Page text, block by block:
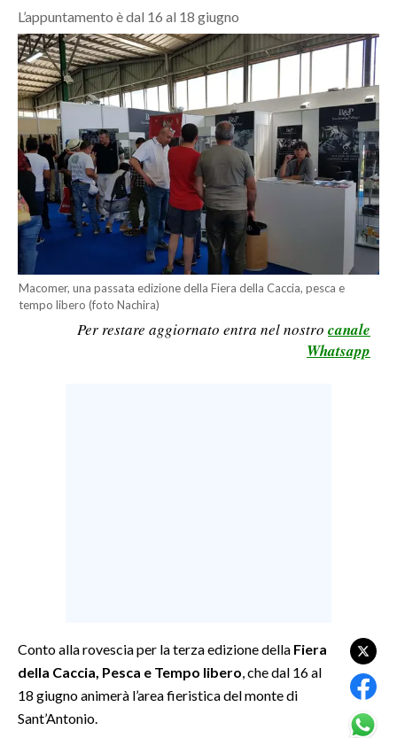
MONDO
POLITICA
ECONOMIA
SERVIZI ALLE IMPRESE
LAVORO
BANDI
SPORT IN SARDEGNA
SPORT
RISULTATI E CLASSIFICHE
GOSSIP
L’appuntamento è dal 16 al 18 giugno
Macomer, una passata edizione della Fiera della Caccia, pesca e
tempo libero (foto Nachira)
Per restare aggiornato entra nel nostro canale
Whatsapp
Conto alla rovescia per la terza edizione della Fiera
della Caccia, Pesca e Tempo libero , che dal 16 al
18 giugno animerà l’area fieristica del monte di
Sant’Antonio.